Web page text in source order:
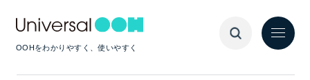
OOHをわかりやすく、使いやすく